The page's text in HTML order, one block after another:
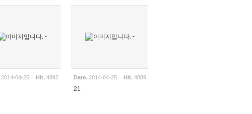
-
2014-04-25 Hit. 4892
-
Date. 2014-04-25 Hit. 4889
21